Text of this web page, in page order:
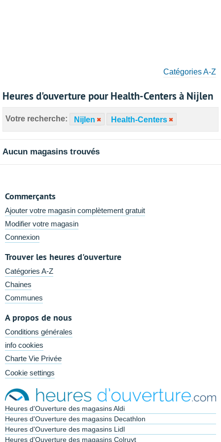
Catégories A-Z
Heures d'ouverture pour Health-Centers à Nijlen
Votre recherche: Nijlen Health-Centers
Aucun magasins trouvés
Commerçants
Ajouter votre magasin complètement gratuit
Modifier votre magasin
Connexion
Trouver les heures d'ouverture
Catégories A-Z
Chaines
Communes
A propos de nous
Conditions générales
info cookies
Charte Vie Privée
Cookie settings
Heures d'Ouverture des magasins Aldi
Heures d'Ouverture des magasins Decathlon
Heures d'Ouverture des magasins Lidl
Heures d'Ouverture des magasins Colruyt